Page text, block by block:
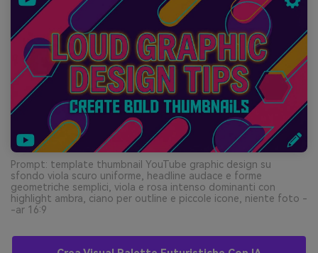
Prompt: template thumbnail YouTube graphic design su
sfondo viola scuro uniforme, headline audace e forme
geometriche semplici, viola e rosa intenso dominanti con
highlight ambra, ciano per outline e piccole icone, niente foto -
-ar 16:9